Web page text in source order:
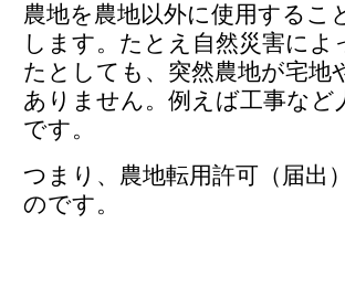
農地を農地以外に使用するこ
します。たとえ自然災害に
たとしても、突然農地が宅
ありません。例えば工事な
です。
つまり、農地転用許可（届出
のです。